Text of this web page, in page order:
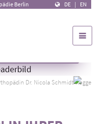
Berlin DE | EN
Dr. Nicola Schmidt-Rogge